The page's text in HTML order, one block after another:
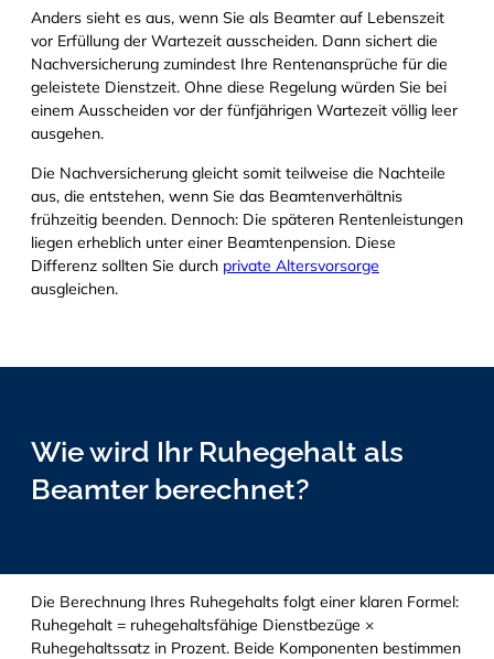
Anders sieht es aus, wenn Sie als Beamter auf Lebenszeit
vor Erfüllung der Wartezeit ausscheiden. Dann sichert die
Nachversicherung zumindest Ihre Rentenansprüche für die
geleistete Dienstzeit. Ohne diese Regelung würden Sie bei
einem Ausscheiden vor der fünfjährigen Wartezeit völlig leer
ausgehen.
Die Nachversicherung gleicht somit teilweise die Nachteile
aus, die entstehen, wenn Sie das Beamtenverhältnis
frühzeitig beenden. Dennoch: Die späteren Rentenleistungen
liegen erheblich unter einer Beamtenpension. Diese
Differenz sollten Sie durch private Altersvorsorge
ausgleichen.
Wie wird Ihr Ruhegehalt als
Beamter berechnet?
Die Berechnung Ihres Ruhegehalts folgt einer klaren Formel:
Ruhegehalt = ruhegehaltsfähige Dienstbezüge ×
Ruhegehaltssatz in Prozent. Beide Komponenten bestimmen